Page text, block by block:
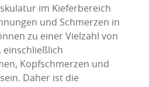
im Kieferbereich
und Schmerzen in
zu einer Vielzahl von
einschließlich
Kopfschmerzen und
Daher ist die